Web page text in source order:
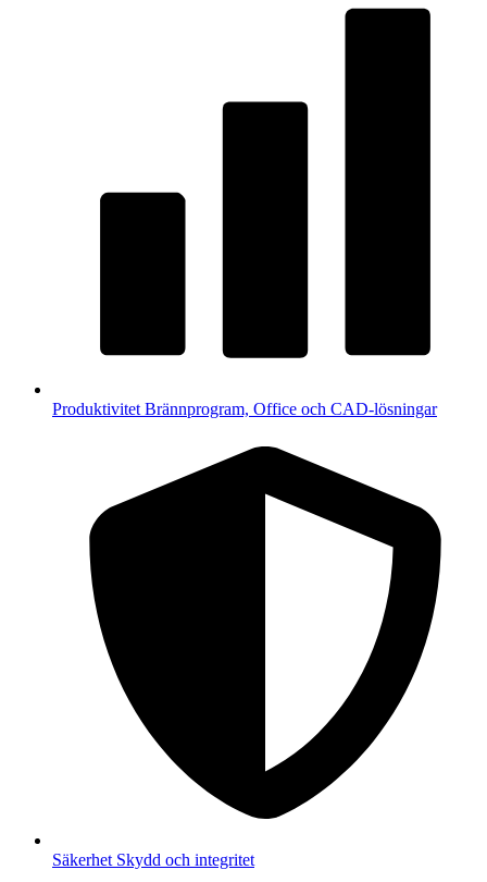
Produktivitet Brännprogram, Office och CAD-lösningar
Säkerhet Skydd och integritet